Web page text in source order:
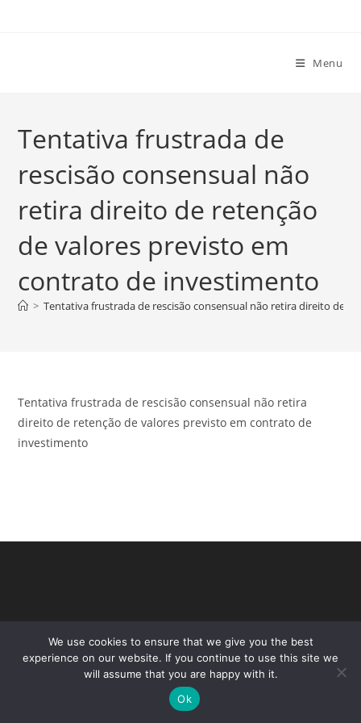
Menu
Tentativa frustrada de
rescisão consensual não
retira direito de retenção
de valores previsto em
contrato de investimento
> Tentativa frustrada de rescisão consensual não retira direito de
Tentativa frustrada de rescisão consensual não retira
direito de retenção de valores previsto em contrato de
investimento
Copyright - WordPress Theme by OceanWP
We use cookies to ensure that we give you the best
experience on our website. If you continue to use this site we
will assume that you are happy with it.
Ok